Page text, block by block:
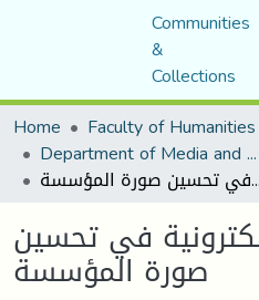
Communities
&
Collections
Home
Department of Media and Communication Studies
دور المواقع الالكترونية في تحسين صورة المؤسسة
في تحسين
صورة المؤسسة